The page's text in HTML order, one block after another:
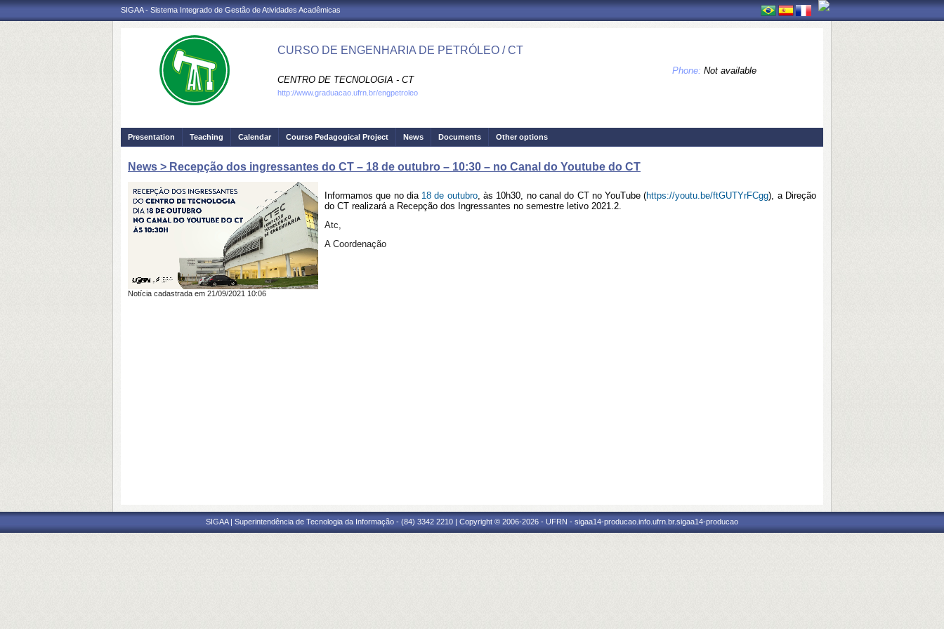
SIGAA - Sistema Integrado de Gestão de Atividades Acadêmicas
CURSO DE ENGENHARIA DE PETRÓLEO / CT
CENTRO DE TECNOLOGIA - CT
Phone: Not available
http://www.graduacao.ufrn.br/engpetroleo
Presentation Teaching Calendar Course Pedagogical Project News Documents Other options
News > Recepção dos ingressantes do CT – 18 de outubro – 10:30 – no Canal do Youtube do CT
Informamos que no dia 18 de outubro, às 10h30, no canal do CT no YouTube (https://youtu.be/ftGUTYrFCgg), a Direção
do CT realizará a Recepção dos Ingressantes no semestre letivo 2021.2.
Atc,
A Coordenação
Notícia cadastrada em 21/09/2021 10:06
SIGAA | Superintendência de Tecnologia da Informação - (84) 3342 2210 | Copyright © 2006-2026 - UFRN - sigaa14-producao.info.ufrn.br.sigaa14-producao